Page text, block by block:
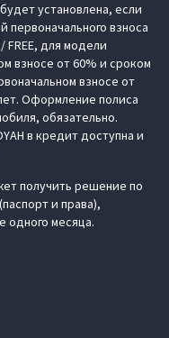
установлена, если
первоначального взноса
FREE, для модели
взносе от 60% и сроком
взносе от
Оформление полиса
обязательно.
в кредит доступна и
получить решение по
и права),
одного месяца.